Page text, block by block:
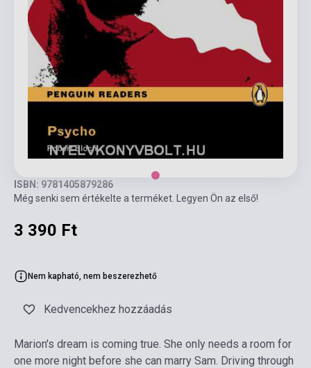
ISBN: 9781405879286
Még senki sem értékelte a terméket. Legyen Ön az első!
3 390 Ft
Nem kapható, nem beszerezhető
Kedvencekhez hozzáadás
Marion's dream is coming true. She only needs a room for
one more night before she can marry Sam. Driving through